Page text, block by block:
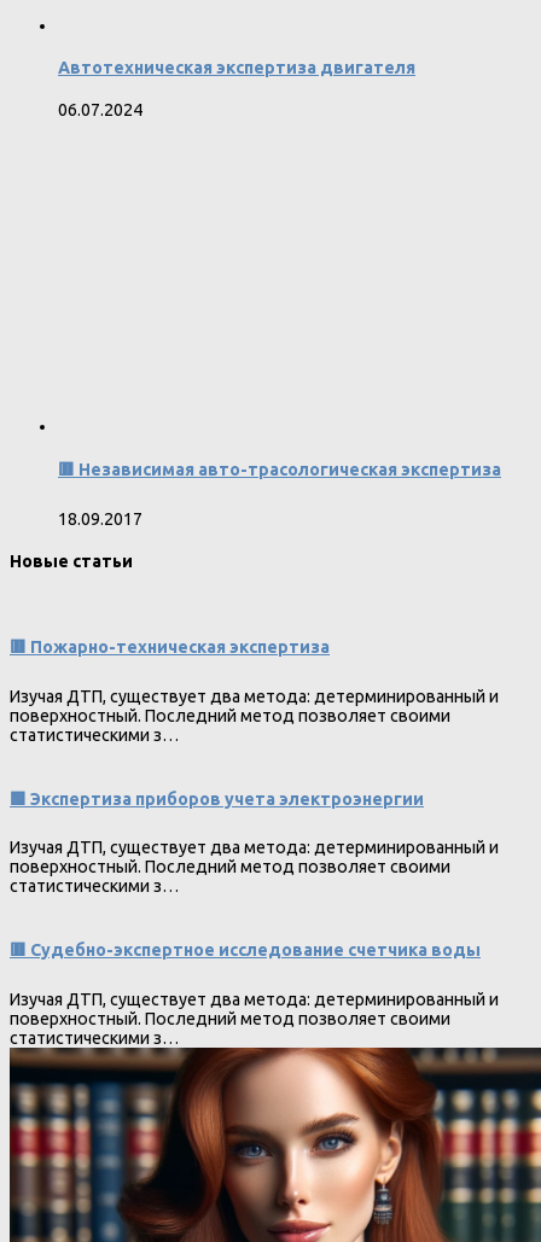
Автотехническая экспертиза двигателя
06.07.2024
🟥 Независимая авто-трасологическая экспертиза
18.09.2017
Новые статьи
🟥 Пожарно-техническая экспертиза
Изучая ДТП, существует два метода: детерминированный и
поверхностный. Последний метод позволяет своими
статистическими з…
🟩 Экспертиза приборов учета электроэнергии
Изучая ДТП, существует два метода: детерминированный и
поверхностный. Последний метод позволяет своими
статистическими з…
🟥 Судебно-экспертное исследование счетчика воды
Изучая ДТП, существует два метода: детерминированный и
поверхностный. Последний метод позволяет своими
статистическими з…